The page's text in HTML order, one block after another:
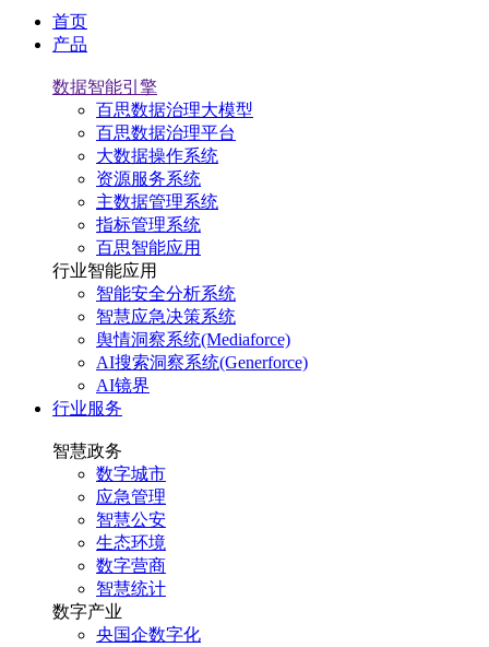
首页
产品
数据智能引擎
百思数据治理大模型
百思数据治理平台
大数据操作系统
资源服务系统
主数据管理系统
指标管理系统
百思智能应用
行业智能应用
智能安全分析系统
智慧应急决策系统
舆情洞察系统(Mediaforce)
AI搜索洞察系统(Generforce)
AI镜界
行业服务
智慧政务
数字城市
应急管理
智慧公安
生态环境
数字营商
智慧统计
数字产业
央国企数字化